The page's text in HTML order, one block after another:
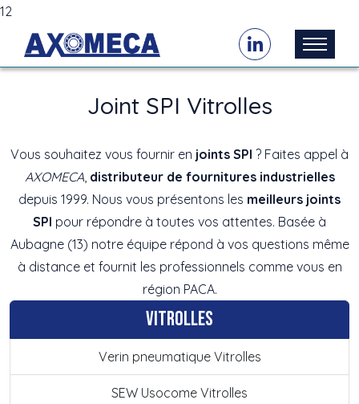
12
Joint SPI Vitrolles
Vous souhaitez vous fournir en joints SPI ? Faites appel à
AXOMECA, distributeur de fournitures industrielles
depuis 1999. Nous vous présentons les meilleurs joints
SPI pour répondre à toutes vos attentes. Basée à
Aubagne (13) notre équipe répond à vos questions même
à distance et fournit les professionnels comme vous en
région PACA.
Vitrolles
Verin pneumatique Vitrolles
SEW Usocome Vitrolles